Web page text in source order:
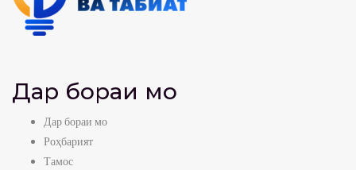
Дар бораи мо
Дар бораи мо
Роҳбарият
Тамос